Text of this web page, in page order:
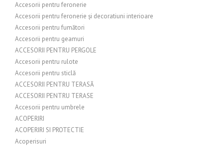
Accesorii pentru feronerie
Accesorii pentru feronerie și decoratiuni interioare
Accesorii pentru fumători
Accesorii pentru geamuri
ACCESORII PENTRU PERGOLE
Accesorii pentru rulote
Accesorii pentru sticlă
ACCESORII PENTRU TERASĂ
ACCESORII PENTRU TERASE
Accesorii pentru umbrele
ACOPERIRI
ACOPERIRI SI PROTECTIE
Acoperisuri